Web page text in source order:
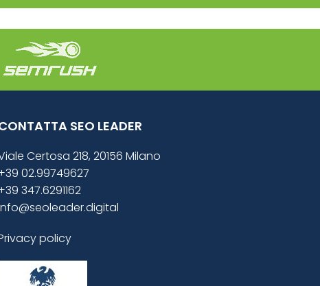
SEO LEADER
Certosa 218, 20156 Milano
02.99749627
347.6291162
policy